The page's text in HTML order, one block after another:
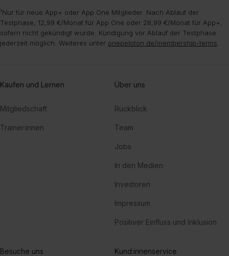
¹Nur für neue App+ oder App One Mitglieder. Nach Ablauf der
Testphase, 12,99 €/Monat für App One oder 28,99 €/Monat für App+,
sofern nicht gekündigt wurde. Kündigung vor Ablauf der Testphase
jederzeit möglich. Weiteres unter onepeloton.de/membership-terms
Kaufen und Lernen
Mitgliedschaft
Trainer:innen
Über uns
Rückblick
Team
Jobs
In den Medien
Investoren
Impressum
Positiver Einfluss und Inklusion
Besuche uns Kund:innenservice